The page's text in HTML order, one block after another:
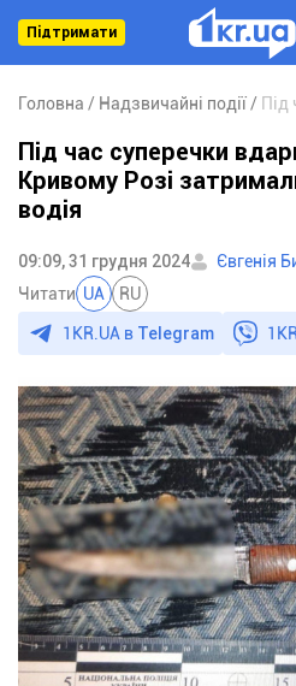
Підтримати
Головна Надзвичайні події
Під час суперечки
Кривому Розі
водія
09:09, 31 грудня 2024
Євгенія
Читати UA RU
1KR.UA в Telegram